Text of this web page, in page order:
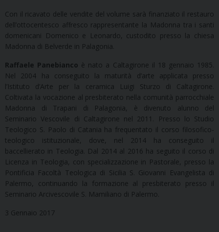
Con il ricavato delle vendite del volume sarà finanziato il restauro
dell’ottocentesco affresco rappresentante la Madonna tra i santi
domenicani Domenico e Leonardo, custodito presso la chiesa
Madonna di Belverde in Palagonia.
Raffaele Panebianco è nato a Caltagirone il 18 gennaio 1985.
Nel 2004 ha conseguito la maturità d’arte applicata presso
l’Istituto d’Arte per la ceramica Luigi Sturzo di Caltagirone.
Coltivata la vocazione al presbiterato nella comunità parrocchiale
Madonna di Trapani di Palagonia, è divenuto alunno del
Seminario Vescovile di Caltagirone nel 2011. Presso lo Studio
Teologico S. Paolo di Catania ha frequentato il corso filosofico-
teologico istituzionale, dove, nel 2014 ha conseguito il
baccellierato in Teologia. Dal 2014 al 2016 ha seguito il corso di
Licenza in Teologia, con specializzazione in Pastorale, presso la
Pontificia Facoltà Teologica di Sicilia S. Giovanni Evangelista di
Palermo, continuando la formazione al presbiterato presso il
Seminario Arcivescovile S. Mamiliano di Palermo.
3 Gennaio 2017